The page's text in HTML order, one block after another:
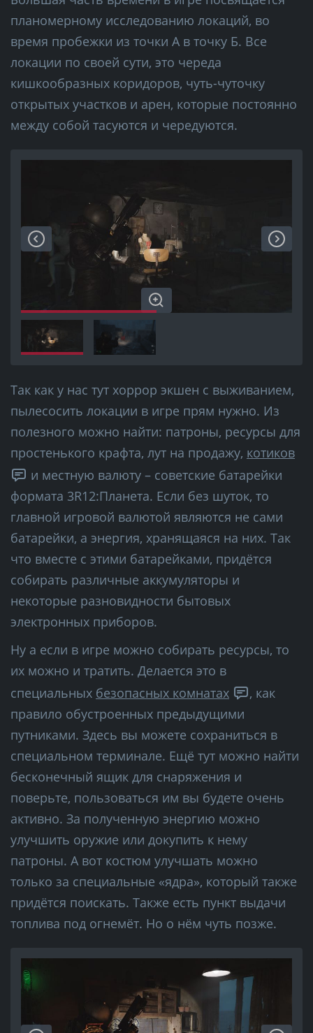
планомерному исследованию локаций, во
время пробежки из точки А в точку Б. Все
локации по своей сути, это череда
кишкообразных коридоров, чуть-чуточку
открытых участков и арен, которые постоянно
между собой тасуются и чередуются.
Так как у нас тут хоррор экшен с выживанием,
пылесосить локации в игре прям нужно. Из
полезного можно найти: патроны, ресурсы для
простенького крафта, лут на продажу, котиков
и местную валюту – советские батарейки
формата 3R12:Планета. Если без шуток, то
главной игровой валютой являются не сами
батарейки, а энергия, хранящаяся на них. Так
что вместе с этими батарейками, придётся
собирать различные аккумуляторы и
некоторые разновидности бытовых
электронных приборов.
Ну а если в игре можно собирать ресурсы, то
их можно и тратить. Делается это в
специальных безопасных комнатах
, как
правило обустроенных предыдущими
путниками. Здесь вы можете сохраниться в
специальном терминале. Ещё тут можно найти
бесконечный ящик для снаряжения и
поверьте, пользоваться им вы будете очень
активно. За полученную энергию можно
улучшить оружие или докупить к нему
патроны. А вот костюм улучшать можно
только за специальные «ядра», который также
придётся поискать. Также есть пункт выдачи
топлива под огнемёт. Но о нём чуть позже.